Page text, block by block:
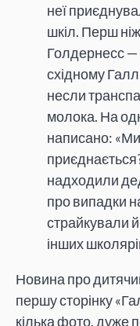
неї
шкіл. Перш
Голдернесс —
східному
несли
молока. На
написано:
надходили
про випадки
страйкували
інших
Новина про
першу сторінку
кілька фото, дуже